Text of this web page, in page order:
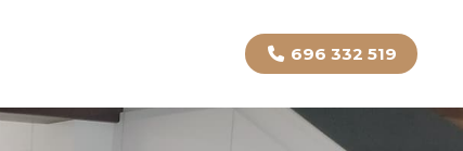
696 332 519